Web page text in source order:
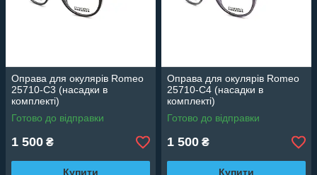
Оправа для окулярів Romeo
25710-C3 (насадки в
комплекті)
Готово до відправки
1 500 ₴
Купити
Оправа для окулярів Romeo
25710-C4 (насадки в
комплекті)
Готово до відправки
1 500 ₴
Купити